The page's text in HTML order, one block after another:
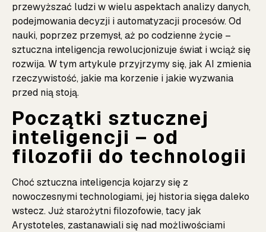
przewyższać ludzi w wielu aspektach analizy danych,
podejmowania decyzji i automatyzacji procesów. Od
nauki, poprzez przemysł, aż po codzienne życie –
sztuczna inteligencja rewolucjonizuje świat i wciąż się
rozwija. W tym artykule przyjrzymy się, jak AI zmienia
rzeczywistość, jakie ma korzenie i jakie wyzwania
przed nią stoją.
Początki sztucznej
inteligencji – od
filozofii do technologii
Choć sztuczna inteligencja kojarzy się z
nowoczesnymi technologiami, jej historia sięga daleko
wstecz. Już starożytni filozofowie, tacy jak
Arystoteles, zastanawiali się nad możliwościami